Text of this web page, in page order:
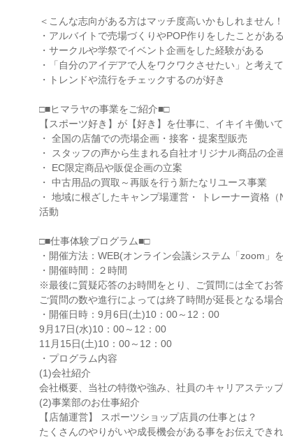
＜こんな志向がある方はマッチ度高いかもしれません
・アルバイトで売場づくりやPOP作りをしたことがある
・サークルや学祭でイベント企画をした経験がある
・「自分のアイデアで人をワクワクさせたい」と考え
・トレンドや流行をチェックするのが好き
□■ヒマラヤの事業をご紹介■□
【スポーツ好き】が【好き】を仕事に、イキイキ働いて
・ 全国の店舗での売場企画・接客・提案型販売
・ スタッフの声から生まれる自社オリジナル商品の企
・ EC限定商品や販促企画の立案
・ 中古用品の買取～再販を行う新たなリユース事業
・ 地域に根ざしたキャンプ場運営・ トレーナー資格
活動
□■仕事体験プログラム■□
・開催方法：WEB(オンライン会議システム「zoom」
・開催時間：２時間
※最後に質疑応答のお時間をとり、ご質問には全てお答
ご質問の数や進行によっては終了時間が延長となる場合
・開催日時：9月6日(土)10：00～12：00
9月17日(水)10：00～12：00
11月15日(土)10：00～12：00
・プログラム内容
(1)会社紹介
会社概要、当社の特徴や強み、社員のキャリアステッ
(2)事業部のお仕事紹介
【店舗運営】 スポーツショップ店員の仕事とは？
たくさんのやりがいや成長機会がある事をお伝えできれ